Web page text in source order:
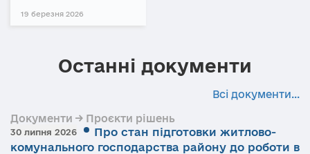
19 березня 2026
Останні документи
Всі документи...
Документи → Проєкти рішень
30 липня 2026
Про стан підготовки житлово-
комунального господарства району до роботи в